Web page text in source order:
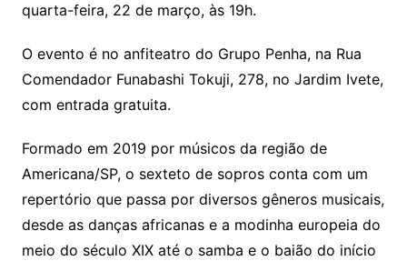
quarta-feira, 22 de março, às 19h.
O evento é no anfiteatro do Grupo Penha, na Rua
Comendador Funabashi Tokuji, 278, no Jardim Ivete,
com entrada gratuita.
Formado em 2019 por músicos da região de
Americana/SP, o sexteto de sopros conta com um
repertório que passa por diversos gêneros musicais,
desde as danças africanas e a modinha europeia do
meio do século XIX até o samba e o baião do início